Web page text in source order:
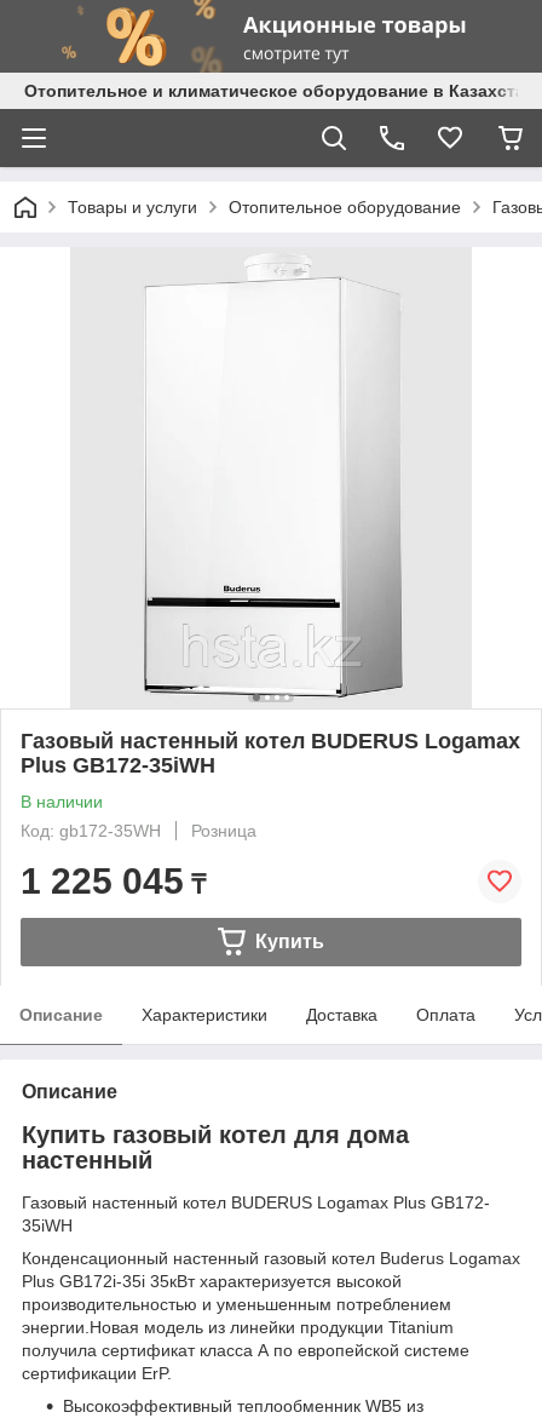
Отопительное и климатическое оборудование в
Товары и услуги Отопительное оборудование
Газовый настенный котел BUDERUS Logamax
Plus GB172-35iWH
В наличии
Код: gb172-35WH
Розница
1 225 045 ₸
Купить
Описание Характеристики Доставка Оплата
Описание
Купить газовый котел для дома
настенный
Газовый настенный котел BUDERUS Logamax Plus GB172-
35iWH
Конденсационный настенный газовый котел Buderus Logamax
Plus GB172i-35i 35кВт характеризуется высокой
производительностью и уменьшенным потреблением
энергии.Новая модель из линейки продукции Titanium
получила сертификат класса А по европейской системе
сертификации ErP.
Высокоэффективный теплообменник WB5 из